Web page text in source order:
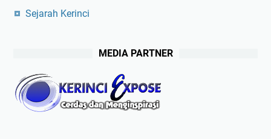
Sejarah Kerinci
MEDIA PARTNER